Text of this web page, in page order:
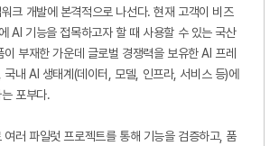
크 개발에 본격적으로 나선다.현재 고객이 비즈
AI 기능을 접목하고자 할 때 사용할 수 있는 국산
이 부재한 가운데 글로벌 경쟁력을 보유한AI 프레
국내AI 생태계 (데이터 모델 인프라, 서비스 등)에
포부다.
여러 파일럿 프로젝트를 통해 기능을 검증하고, 품